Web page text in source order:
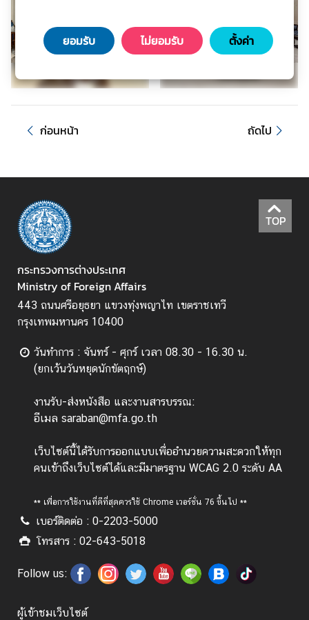
น
ล
ร
ะ
เ
ท
ศ
ไ
ย
กั
อ
า
ซี
ย
น
ย์
า
ก่อนหน้า ถัดไป
TOP
กระทรวงการต่างประเทศ
Ministry of Foreign Affairs
443 ถนนศรีอยุธยา แขวงทุ่งพญาไท เขตราชเทวี
กรุงเทพมหานคร 10400
วันทำการ : จันทร์ - ศุกร์ เวลา 08.30 - 16.30 น.
(ยกเว้นวันหยุดนักขัตฤกษ์)
งานรับ-ส่งหนังสือ และงานสารบรรณ:
อีเมล saraban@mfa.go.th
เว็บไซต์นี้ได้รับการออกแบบเพื่ออำนวยความสะดวกให้ทุก
คนเข้าถึงเว็บไซต์ได้และมีมาตรฐาน WCAG 2.0 ระดับ AA
** เพื่อการใช้งานที่ดีที่สุดควรใช้ Chrome เวอร์ชั่น 76 ขึ้นไป **
เบอร์ติดต่อ : 0-2203-5000
โทรสาร : 02-643-5018
Follow us:
ผู้เข้าชมเว็บไซต์
ยอมรับ ไม่ยอมรับ ตั้งค่า